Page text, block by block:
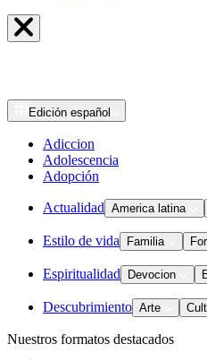
Edición español
Adiccion
Adolescencia
Adopción
Actualidad America latina
Estilo de vida Familia
Espiritualidad Devocion
Descubrimiento Arte
Nuestros formatos destacados